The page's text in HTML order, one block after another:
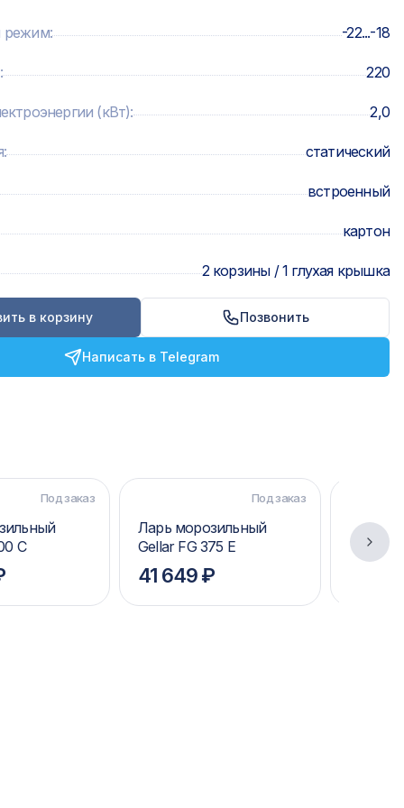
режим: -22...-18
: 220
(кВт): 2,0
: статический
встроенный
картон
2 корзины / 1 глухая крышка
в корзину Позвонить
Написать в Telegram
Под заказ
C
Под заказ
Ларь морозильный
Gellar FG 375 E
41 649 ₽
Ларь
Gellar